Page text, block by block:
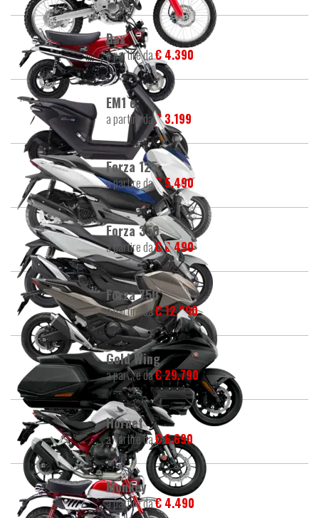
Dax
a partire da€ 4.390
EM1 e:
a partire da€ 3.199
Forza 125
a partire da€ 5.490
Forza 350
a partire da€ 6.490
Forza 750
a partire da€ 12.290
Gold Wing
a partire da€ 29.790
Hornet
a partire da€ 6.690
Monkey
a partire da€ 4.490